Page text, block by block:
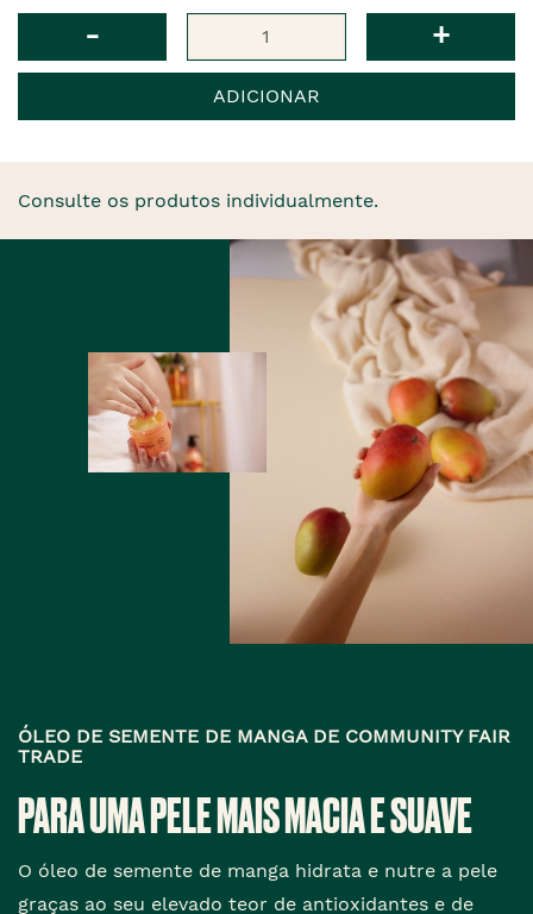
- +
ADICIONAR
Consulte os produtos individualmente.
ÓLEO DE SEMENTE DE MANGA DE COMMUNITY FAIR
TRADE
PARA UMA PELE MAIS MACIA E SUAVE
O óleo de semente de manga hidrata e nutre a pele
graças ao seu elevado teor de antioxidantes e de